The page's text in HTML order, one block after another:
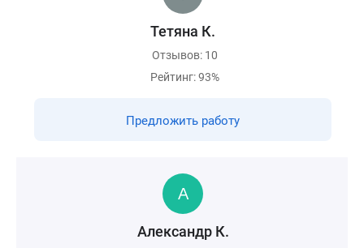
Тетяна К.
Отзывов: 10
Рейтинг: 93%
Предложить работу
Александр К.